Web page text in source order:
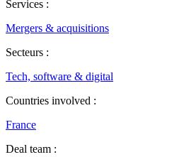
Services :
Mergers & acquisitions
Secteurs :
Tech, software & digital
Countries involved :
France
Deal team :